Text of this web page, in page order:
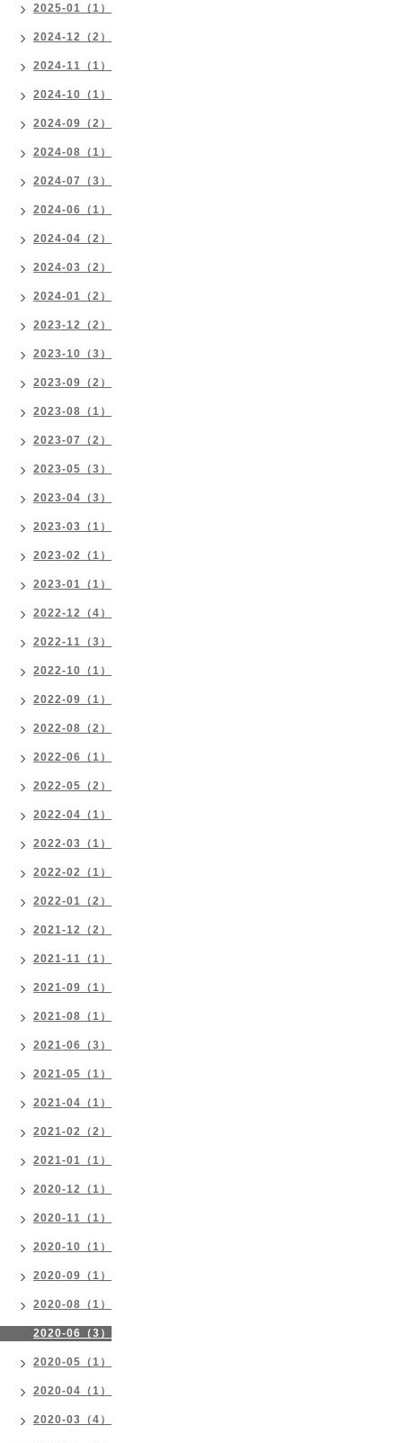
2025-01（1）
2024-12（2）
2024-11（1）
2024-10（1）
2024-09（2）
2024-08（1）
2024-07（3）
2024-06（1）
2024-04（2）
2024-03（2）
2024-01（2）
2023-12（2）
2023-10（3）
2023-09（2）
2023-08（1）
2023-07（2）
2023-05（3）
2023-04（3）
2023-03（1）
2023-02（1）
2023-01（1）
2022-12（4）
2022-11（3）
2022-10（1）
2022-09（1）
2022-08（2）
2022-06（1）
2022-05（2）
2022-04（1）
2022-03（1）
2022-02（1）
2022-01（2）
2021-12（2）
2021-11（1）
2021-09（1）
2021-08（1）
2021-06（3）
2021-05（1）
2021-04（1）
2021-02（2）
2021-01（1）
2020-12（1）
2020-11（1）
2020-10（1）
2020-09（1）
2020-08（1）
2020-06（3）
2020-05（1）
2020-04（1）
2020-03（4）